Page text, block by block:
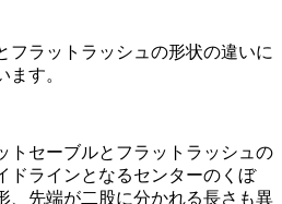
フラットラッシュの形状の違いに
す。
トセーブルとフラットラッシュの
ドラインとなるセンターのくぼ
、先端が二股に分かれる長さも異